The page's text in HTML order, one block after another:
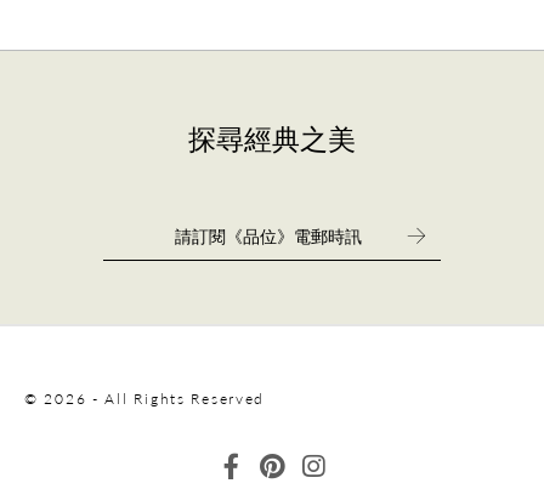
探尋經典之美
© 2026 - All Rights Reserved